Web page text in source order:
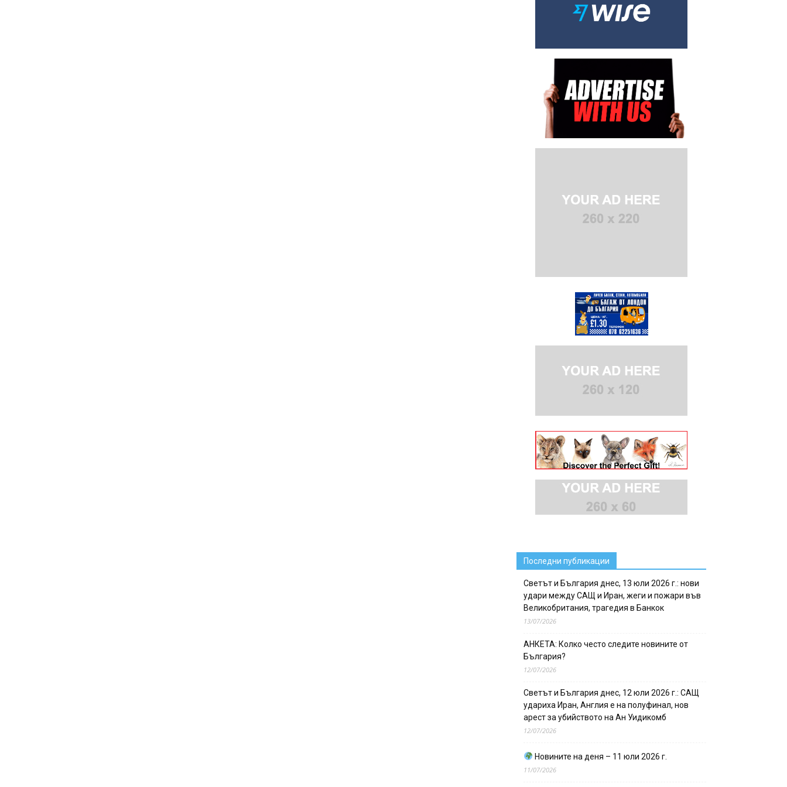
Последни публикации
Светът и България днес, 13 юли 2026 г.: нови
удари между САЩ и Иран, жеги и пожари във
Великобритания, трагедия в Банкок
13/07/2026
АНКЕТА: Колко често следите новините от
България?
12/07/2026
Светът и България днес, 12 юли 2026 г.: САЩ
удариха Иран, Англия е на полуфинал, нов
арест за убийството на Ан Уидикомб
12/07/2026
Новините на деня – 11 юли 2026 г.
11/07/2026